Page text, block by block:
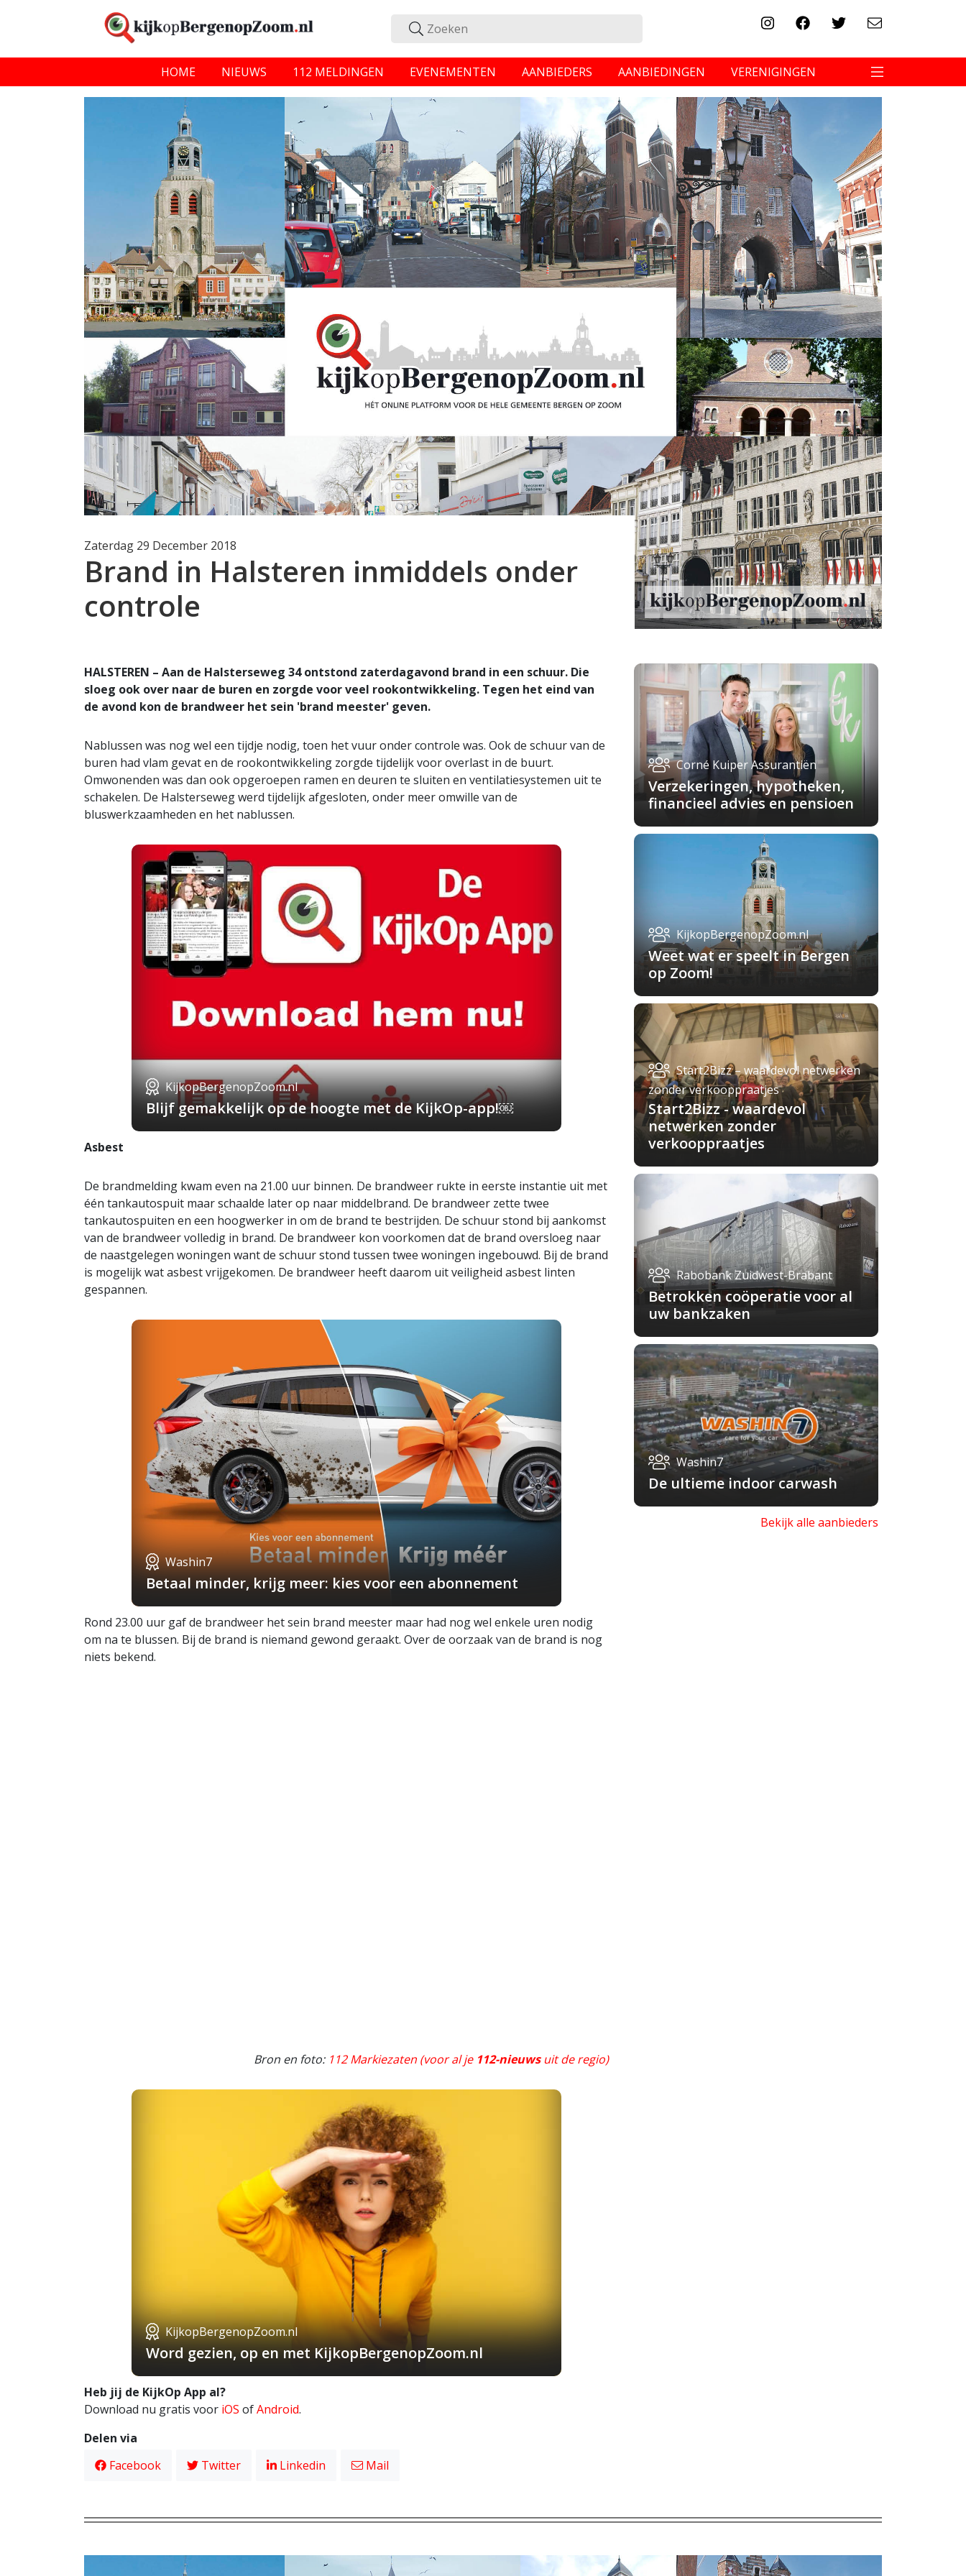
HOME NIEUWS 112 MELDINGEN EVENEMENTEN AANBIEDERS AANBIEDINGEN VERENIGINGEN
Zaterdag 29 December 2018
Brand in Halsteren inmiddels onder
controle
HALSTEREN – Aan de Halsterseweg 34 ontstond zaterdagavond brand in een schuur. Die
sloeg ook over naar de buren en zorgde voor veel rookontwikkeling. Tegen het eind van
de avond kon de brandweer het sein 'brand meester' geven.
Nablussen was nog wel een tijdje nodig, toen het vuur onder controle was. Ook de schuur van de
buren had vlam gevat en de rookontwikkeling zorgde tijdelijk voor overlast in de buurt.
Omwonenden was dan ook opgeroepen ramen en deuren te sluiten en ventilatiesystemen uit te
schakelen. De Halsterseweg werd tijdelijk afgesloten, onder meer omwille van de
bluswerkzaamheden en het nablussen.
KijkopBergenopZoom.nl
Blijf gemakkelijk op de hoogte met de KijkOp-app!￼
Asbest
De brandmelding kwam even na 21.00 uur binnen. De brandweer rukte in eerste instantie uit met
één tankautospuit maar schaalde later op naar middelbrand. De brandweer zette twee
tankautospuiten en een hoogwerker in om de brand te bestrijden. De schuur stond bij aankomst
van de brandweer volledig in brand. De brandweer kon voorkomen dat de brand oversloeg naar
de naastgelegen woningen want de schuur stond tussen twee woningen ingebouwd. Bij de brand
is mogelijk wat asbest vrijgekomen. De brandweer heeft daarom uit veiligheid asbest linten
gespannen.
Washin7
Betaal minder, krijg meer: kies voor een abonnement
Rond 23.00 uur gaf de brandweer het sein brand meester maar had nog wel enkele uren nodig
om na te blussen. Bij de brand is niemand gewond geraakt. Over de oorzaak van de brand is nog
niets bekend.
Bron en foto: 112 Markiezaten (voor al je 112-nieuwsuit de regio)
KijkopBergenopZoom.nl
Word gezien, op en met KijkopBergenopZoom.nl
Heb jij de KijkOp App al?
Download nu gratis voor iOS ofAndroid.
Delen via
Facebook
Twitter Linkedin Mail
Corné Kuiper Assurantiën
Verzekeringen, hypotheken,
financieel advies en pensioen
KijkopBergenopZoom.nl
Weet wat er speelt in Bergen
op Zoom!
Start2Bizz – waardevol netwerken
zonder verkooppraatjes
Start2Bizz - waardevol
netwerken zonder
verkooppraatjes
Rabobank Zuidwest-Brabant
Betrokken coöperatie voor al
uw bankzaken
Washin7
De ultieme indoor carwash
Bekijk alle aanbieders